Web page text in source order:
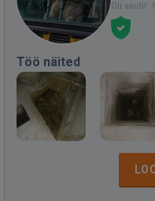
Oli saidil:
Töö näited